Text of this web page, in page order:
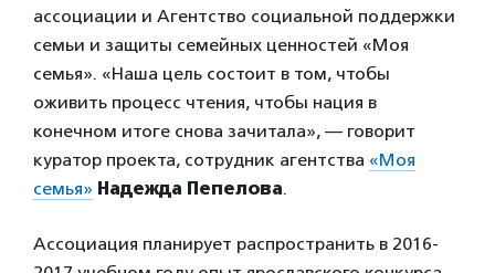
ассоциации и Агентство социальной поддержки
семьи и защиты семейных ценностей «Моя
семья». «Наша цель состоит в том, чтобы
оживить процесс чтения, чтобы нация в
конечном итоге снова зачитала», — говорит
куратор проекта, сотрудник агентства «Моя
семья» Надежда Пепелова.
Ассоциация планирует распространить в 2016-